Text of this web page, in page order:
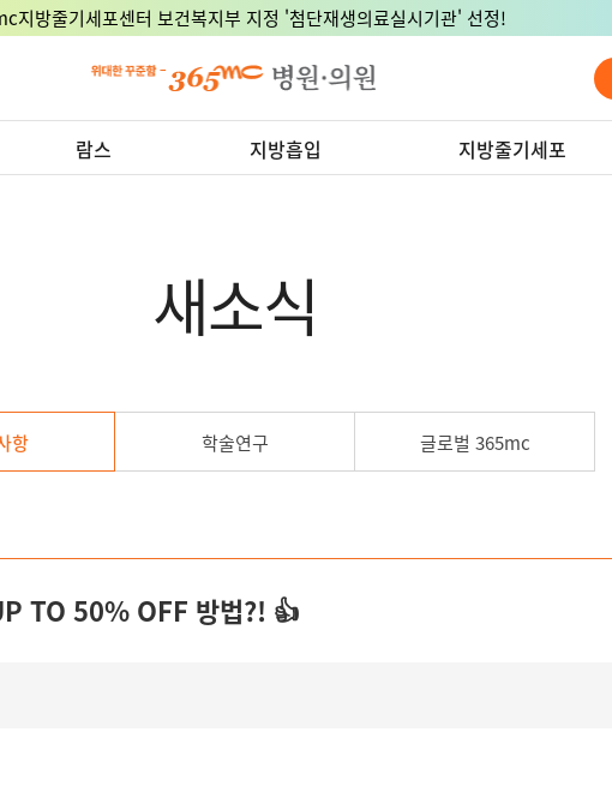
8월 15일 광복절, 정상진료 지점은 어디?
람스 지방흡입 지방줄기세포
새소식
항 학술연구 글로벌 365mc
TO 50% OFF 방법?! 👍